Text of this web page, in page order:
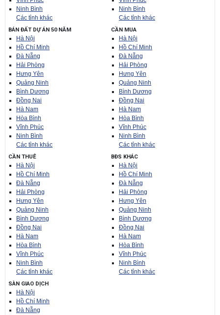
Ninh Bình
Các tỉnh khác
Ninh Bình
Các tỉnh khác
BÁN ĐẤT DỰ ÁN 50 NĂM
Hà Nội
Hồ Chí Minh
Đà Nẵng
Hải Phòng
Hưng Yên
Quảng Ninh
Bình Dương
Đồng Nai
Hà Nam
Hòa Bình
Vĩnh Phúc
Ninh Bình
Các tỉnh khác
CẦN MUA
Hà Nội
Hồ Chí Minh
Đà Nẵng
Hải Phòng
Hưng Yên
Quảng Ninh
Bình Dương
Đồng Nai
Hà Nam
Hòa Bình
Vĩnh Phúc
Ninh Bình
Các tỉnh khác
CẦN THUÊ
Hà Nội
Hồ Chí Minh
Đà Nẵng
Hải Phòng
Hưng Yên
Quảng Ninh
Bình Dương
Đồng Nai
Hà Nam
Hòa Bình
Vĩnh Phúc
Ninh Bình
Các tỉnh khác
BĐS KHÁC
Hà Nội
Hồ Chí Minh
Đà Nẵng
Hải Phòng
Hưng Yên
Quảng Ninh
Bình Dương
Đồng Nai
Hà Nam
Hòa Bình
Vĩnh Phúc
Ninh Bình
Các tỉnh khác
SÀN GIAO DỊCH
Hà Nội
Hồ Chí Minh
Đà Nẵng